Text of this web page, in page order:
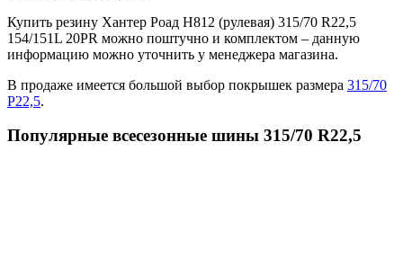
Купить резину Хантер Роад H812 (рулевая) 315/70 R22,5
154/151L 20PR можно поштучно и комплектом – данную
информацию можно уточнить у менеджера магазина.
В продаже имеется большой выбор покрышек размера 315/70
Р22,5.
Популярные всесезонные шины 315/70 R22,5